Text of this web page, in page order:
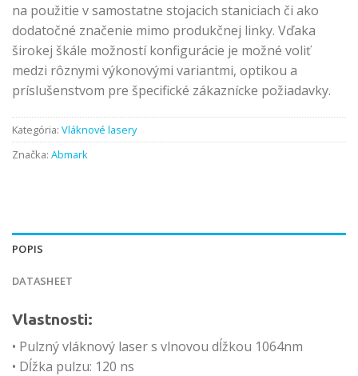
na použitie v samostatne stojacich staniciach či ako
dodatočné značenie mimo produkčnej linky. Vďaka
širokej škále možností konfigurácie je možné voliť
medzi rôznymi výkonovými variantmi, optikou a
príslušenstvom pre špecifické zákaznícke požiadavky.
Kategória: Vláknové lasery
Značka: Abmark
POPIS
DATASHEET
Vlastnosti:
• Pulzný vláknový laser s vlnovou dĺžkou 1064nm
• Dĺžka pulzu: 120 ns